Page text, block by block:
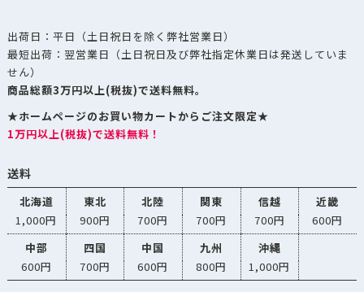
出荷日：平日（土日祝日を除く弊社営業日）
最短出荷：翌営業日（土日祝日及び弊社指定休業日は発送していま
せん）
商品総額3万円以上(税抜)で送料無料。
★ホームページのお買い物カートからご注文限定★
1万円以上(税抜)で送料無料！
送料
北海道 東北 北陸 関東 信越
近畿
1,000円
900円 700円 700円 700円
600円
中部
四国 中国 九州
沖縄
600円
700円 600円 800円 1,000円